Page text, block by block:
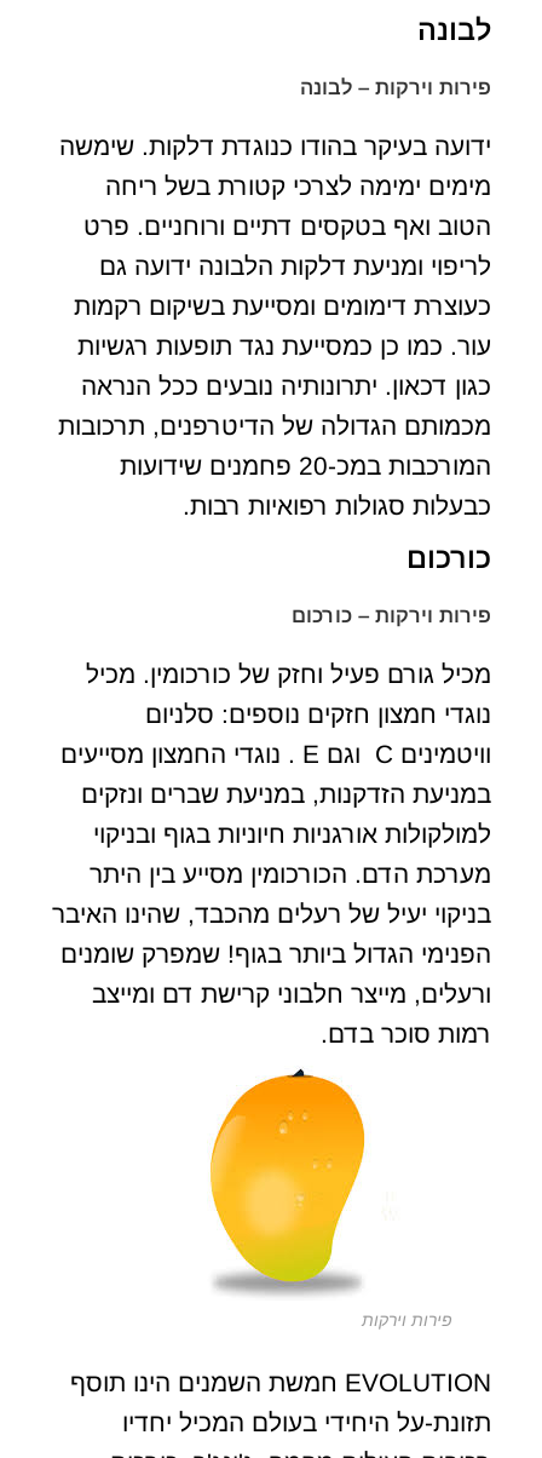
לבונה
פירות וירקות – לבונה
ידועה בעיקר בהודו כנוגדת דלקות. שימשה
מימים ימימה לצרכי קטורת בשל ריחה
הטוב ואף בטקסים דתיים ורוחניים. פרט
לריפוי ומניעת דלקות הלבונה ידועה גם
כעוצרת דימומים ומסייעת בשיקום רקמות
עור. כמו כן כמסייעת נגד תופעות רגשיות
כגון דכאון. יתרונותיה נובעים ככל הנראה
מכמותם הגדולה של הדיטרפנים, תרכובות
המורכבות במכ-20 פחמנים שידועות
כבעלות סגולות רפואיות רבות.
כורכום
פירות וירקות – כורכום
מכיל גורם פעיל וחזק של כורכומין. מכיל
נוגדי חמצון חזקים נוספים: סלניום
וויטמינים C וגם E . נוגדי החמצון מסייעים
במניעת הזדקנות, במניעת שברים ונזקים
למולקולות אורגניות חיוניות בגוף ובניקוי
מערכת הדם. הכורכומין מסייע בין היתר
בניקוי יעיל של רעלים מהכבד, שהינו האיבר
הפנימי הגדול ביותר בגוף! שמפרק שומנים
ורעלים, מייצר חלבוני קרישת דם ומייצב
רמות סוכר בדם.
פירות וירקות
EVOLUTION חמשת השמנים הינו תוסף
תזונת-על היחידי בעולם המכיל יחדיו